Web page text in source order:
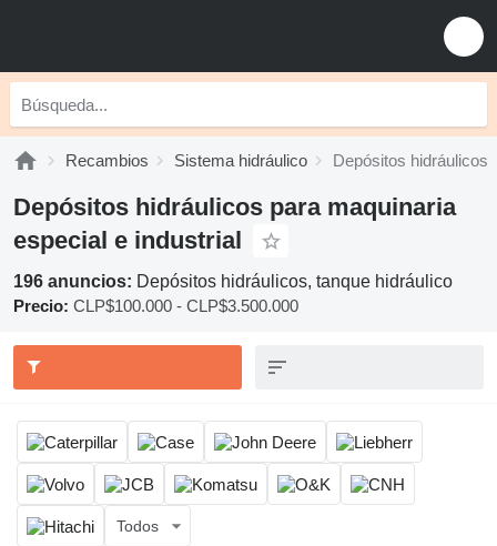
Recambios Sistema hidráulico Depósitos hidráulicos
Depósitos hidráulicos para maquinaria
especial e industrial
196 anuncios: Depósitos hidráulicos, tanque hidráulico
Precio: CLP$100.000 - CLP$3.500.000
Todos